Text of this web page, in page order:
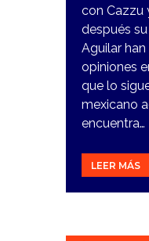
con Cazzu
después
Aguilar
opiniones
que lo
mexicano
encuentra…
LEER MÁS